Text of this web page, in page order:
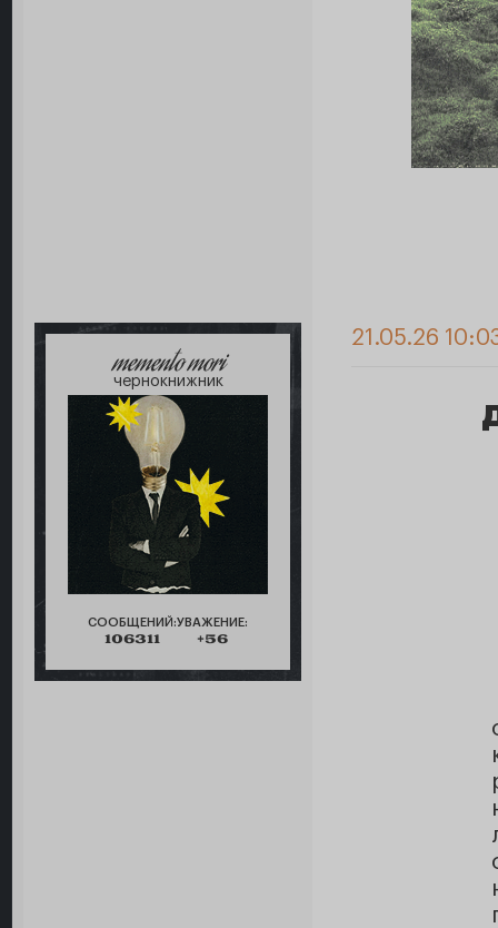
memento mori
чернокнижник
СООБЩЕНИЙ:
106311
УВАЖЕНИЕ:
+56
21.05.26